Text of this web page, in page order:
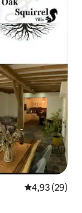
Średnia
4,93 (29)